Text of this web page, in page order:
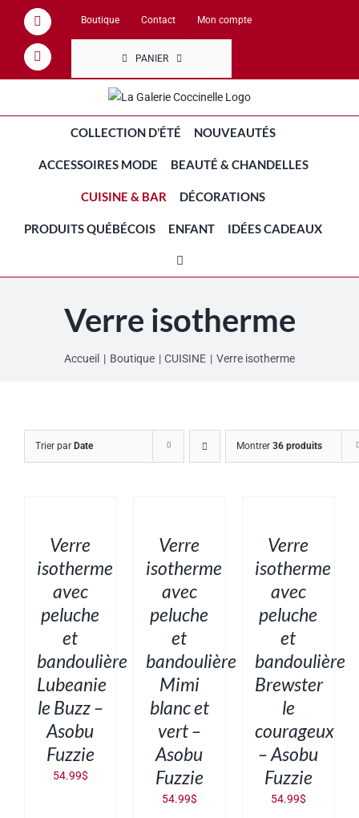
Passer
contenu
Facebook
Instagram
Boutique Contact Mon compte
PANIER
COLLECTION D’ÉTÉ NOUVEAUTÉS
ACCESSOIRES MODE BEAUTÉ & CHANDELLES
CUISINE & BAR DÉCORATIONS
PRODUITS QUÉBÉCOIS ENFANT IDÉES CADEAUX
Verre isotherme
Accueil Boutique CUISINE Verre isotherme
Trier par Date Montrer 36 produits
DÉTAILSVerre
isotherme
avec
peluche
et
bandoulière
Lubeanie
le Buzz –
Asobu
Fuzzie
54.99$
DÉTAILSVerre
isotherme
avec
peluche
et
bandoulière
Mimi
blanc et
vert –
Asobu
Fuzzie
54.99$
DÉTAILSVerre
isotherme
avec
peluche
et
bandoulière
Brewster
le
courageux
– Asobu
Fuzzie
54.99$